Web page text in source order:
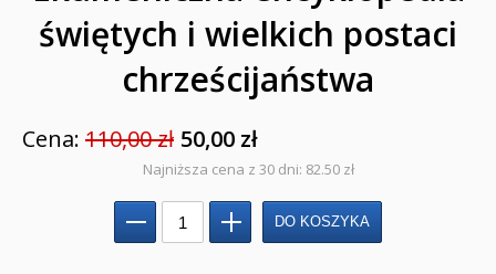
Kreatywne zabawy
Książki religijne dla dzieci
Pomoce dydaktyczne
świętych i wielkich postaci
chrześcijaństwa
Cena: 110,00 zł 50,00 zł
Najniższa cena z 30 dni: 82.50 zł